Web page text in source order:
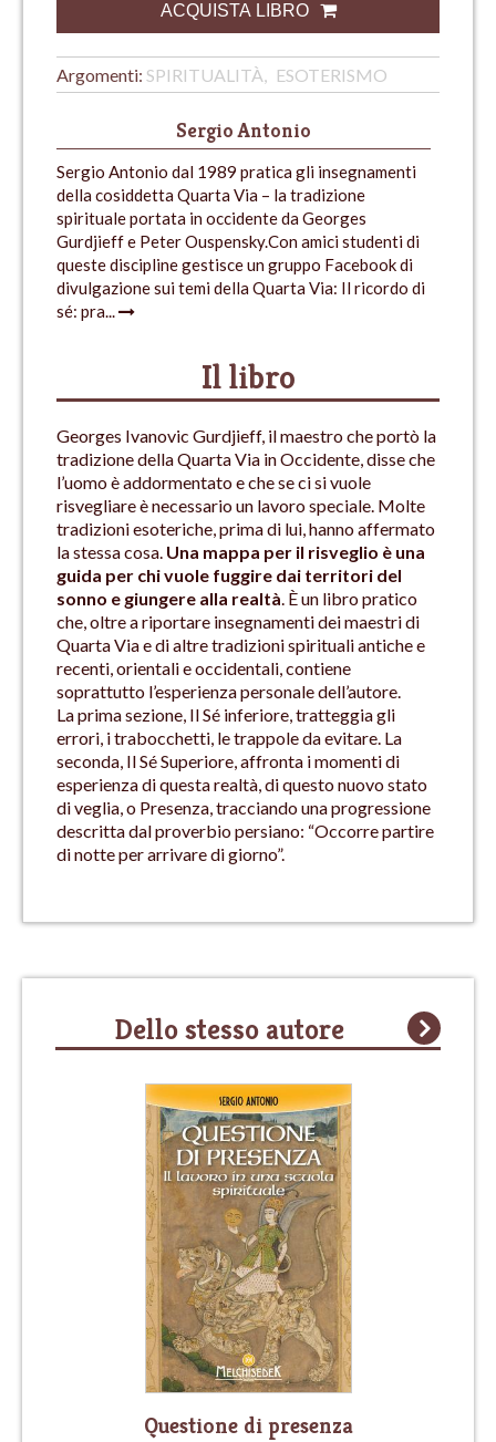
ACQUISTA LIBRO
Argomenti: SPIRITUALITÀ ESOTERISMO
Sergio Antonio
Sergio Antonio dal 1989 pratica gli insegnamenti
della cosiddetta Quarta Via – la tradizione
spirituale portata in occidente da Georges
Gurdjieff e Peter Ouspensky.Con amici studenti di
queste discipline gestisce un gruppo Facebook di
divulgazione sui temi della Quarta Via: Il ricordo di
sé: pra...
Il libro
Georges Ivanovic Gurdjieff, il maestro che portò la
tradizione della Quarta Via in Occidente, disse che
l’uomo è addormentato e che se ci si vuole
risvegliare è necessario un lavoro speciale. Molte
tradizioni esoteriche, prima di lui, hanno affermato
la stessa cosa. Una mappa per il risveglio è una
guida per chi vuole fuggire dai territori del
sonno e giungere alla realtà. È un libro pratico
che, oltre a riportare insegnamenti dei maestri di
Quarta Via e di altre tradizioni spirituali antiche e
recenti, orientali e occidentali, contiene
soprattutto l’esperienza personale dell’autore.
La prima sezione, Il Sé inferiore, tratteggia gli
errori, i trabocchetti, le trappole da evitare. La
seconda, Il Sé Superiore, affronta i momenti di
esperienza di questa realtà, di questo nuovo stato
di veglia, o Presenza, tracciando una progressione
descritta dal proverbio persiano: “Occorre partire
di notte per arrivare di giorno”.
Dello stesso autore
Questione di presenza